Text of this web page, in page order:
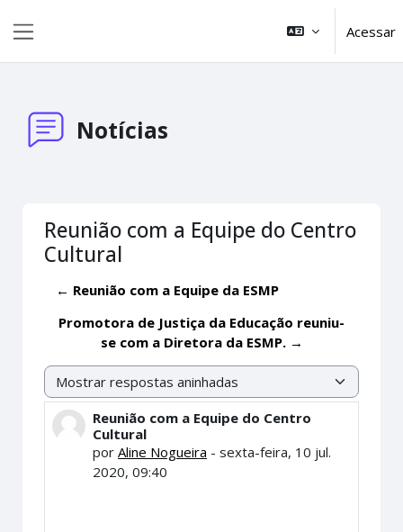
Acessar
Notícias
Reunião com a Equipe do Centro
Cultural
← Reunião com a Equipe da ESMP
Promotora de Justiça da Educação reuniu-
se com a Diretora da ESMP. →
Modo de visualização
Reunião com a Equipe do Centro
Cultural
porAline Nogueira -sexta-feira, 10 jul.
2020, 09:40
Número de respostas: 0